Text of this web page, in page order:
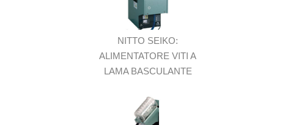
NITTO SEIKO:
ALIMENTATORE VITI A
LAMA BASCULANTE